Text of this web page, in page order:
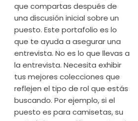
que compartas después de
una discusión inicial sobre un
puesto. Este portafolio es lo
que te ayuda a asegurar una
entrevista. No es lo que llevas a
la entrevista. Necesita exhibir
tus mejores colecciones que
reflejen el tipo de rol que estás
buscando. Por ejemplo, si el
puesto es para camisetas, su